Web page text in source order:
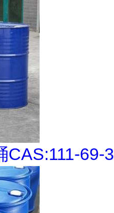
CAS:111-69-3